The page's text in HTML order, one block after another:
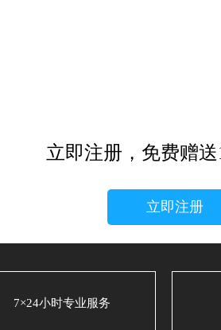
立即注册，免费赠
立即注册
7×24小时专业服务